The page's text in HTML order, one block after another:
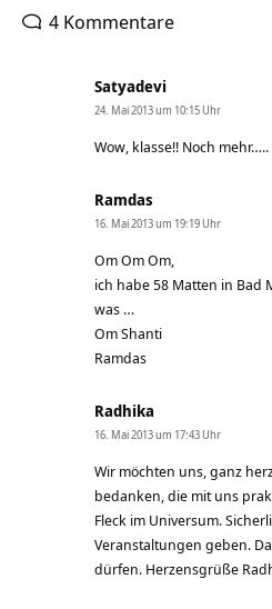
4 Kommentare
Satyadevi
24. Mai 2013 um 10:15 Uhr
Wow, klasse!! Noch mehr…..
Ramdas
16. Mai 2013 um 19:19 Uhr
Om Om Om,
ich habe 58 Matten in Bad
was …
Om Shanti
Ramdas
Radhika
16. Mai 2013 um 17:43 Uhr
Wir möchten uns, ganz
bedanken, die mit uns
Fleck im Universum.
Veranstaltungen geben.
dürfen. Herzensgrüße